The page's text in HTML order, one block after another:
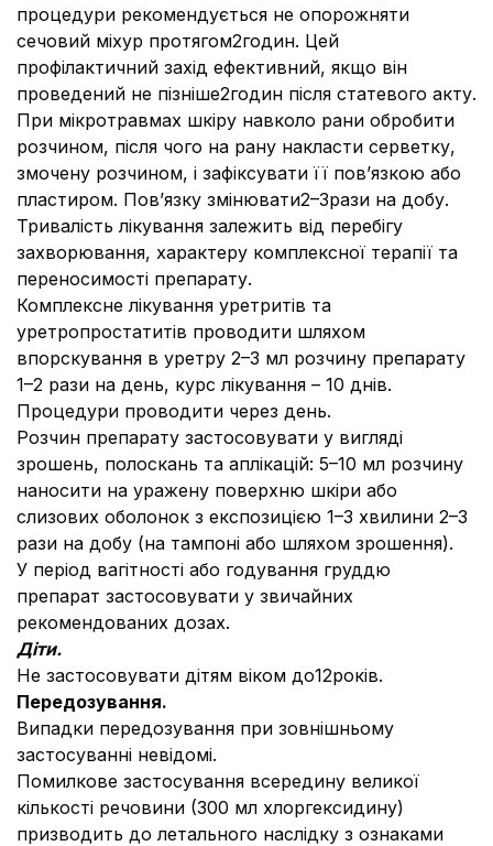
процедури рекомендується не опорожняти
сечовий міхур протягом2годин. Цей
профілактичний захід ефективний, якщо він
проведений не пізніше2годин після статевого акту.
При мікротравмах шкіру навколо рани обробити
розчином, після чого на рану накласти серветку,
змочену розчином, і зафіксувати її пов’язкою або
пластиром. Пов’язку змінювати2–3рази на добу.
Тривалість лікування залежить від перебігу
захворювання, характеру комплексної терапії та
переносимості препарату.
Комплексне лікування уретритів та
уретропростатитів проводити шляхом
впорскування в уретру 2–3 мл розчину препарату
1–2 рази на день, курс лікування – 10 днів.
Процедури проводити через день.
Розчин препарату застосовувати у вигляді
зрошень, полоскань та аплікацій: 5–10 мл розчину
наносити на уражену поверхню шкіри або
слизових оболонок з експозицією 1–3 хвилини 2–3
рази на добу (на тампоні або шляхом зрошення).
У період вагітності або годування груддю
препарат застосовувати у звичайних
рекомендованих дозах.
Діти.
Не застосовувати дітям віком до12років.
Передозування.
Випадки передозування при зовнішньому
застосуванні невідомі.
Помилкове застосування всередину великої
кількості речовини (300 мл хлоргексидину)
призводить до летального наслідку з ознаками